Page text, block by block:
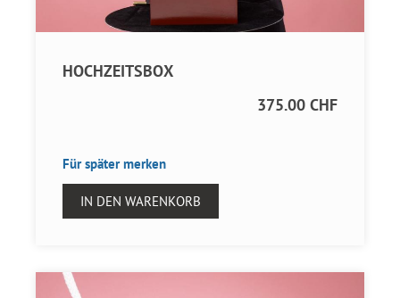
HOCHZEITSBOX
375.00 CHF
Für später merken
IN DEN WARENKORB